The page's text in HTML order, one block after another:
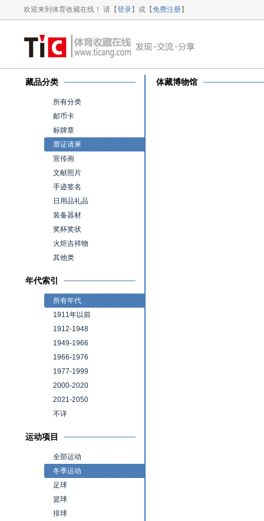
欢迎来到体育收藏在线！ 请【登录】或【免费注册】
藏品分类
所有分类
邮币卡
标牌章
票证请柬
宣传画
文献照片
手迹签名
日用品礼品
装备器材
奖杯奖状
火炬吉祥物
其他类
年代索引
所有年代
1911年以前
1912-1948
1949-1966
1966-1976
1977-1999
2000-2020
2021-2050
不详
运动项目
全部运动
冬季运动
足球
篮球
排球
体藏博物馆